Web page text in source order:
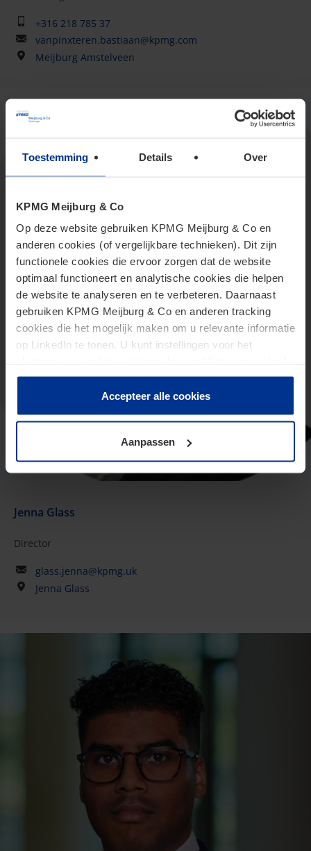
Toestemming Details Over
KPMG Meijburg & Co
Op deze website gebruiken KPMG Meijburg & Co en
anderen cookies (of vergelijkbare technieken). Dit zijn
functionele cookies die ervoor zorgen dat de website
optimaal functioneert en analytische cookies die helpen
de website te analyseren en te verbeteren. Daarnaast
gebruiken KPMG Meijburg & Co en anderen tracking
cookies die het mogelijk maken om u relevante informatie
op LinkedIn te tonen. U kunt instellingen voor het
te klikken. Als u op “Accepteer alle cookies” klikt, geeft u
toestemming voor het gebruik van alle cookies. Deze
toestemming kunt u altijd weer intrekken.
Accepteer alle cookies
Aanpassen
+316 218 785 37
vanpinxteren.bastiaan@kpmg.com
Meijburg Amstelveen
Jenna Glass
Director
glass.jenna@kpmg.uk
Jenna Glass